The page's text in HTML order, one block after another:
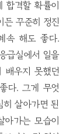
합격할 확률이
든 꾸준히 정진
속 해도 좋다.
급실에서 일을
배우지 못했던
다. 그게 무엇
살아가면 된
가는 모습이